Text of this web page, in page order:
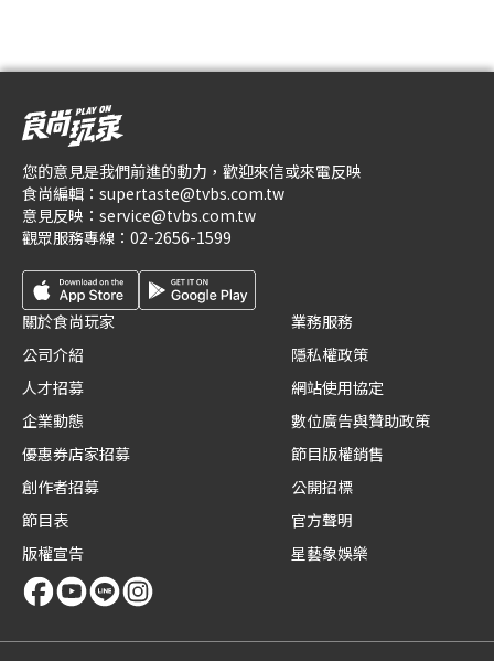
您的意見是我們前進的動力，歡迎來信或來電反映
食尚編輯： supertaste@tvbs.com.tw
意見反映： service@tvbs.com.tw
觀眾服務專線： 02-2656-1599
關於食尚玩家
公司介紹
人才招募
企業動態
優惠券店家招募
創作者招募
節目表
版權宣告
業務服務
隱私權政策
網站使用協定
數位廣告與贊助政策
節目版權銷售
公開招標
官方聲明
星藝象娛樂